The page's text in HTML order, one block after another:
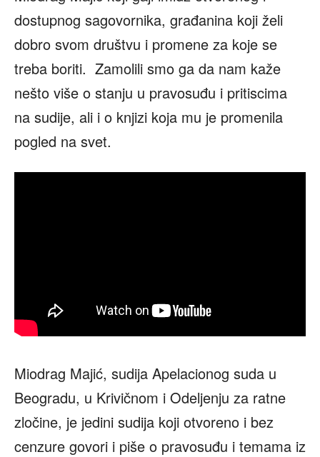
dostupnog sagovornika, građanina koji želi
dobro svom društvu i promene za koje se
treba boriti. Zamolili smo ga da nam kaže
nešto više o stanju u pravosuđu i pritiscima
na sudije, ali i o knjizi koja mu je promenila
pogled na svet.
Miodrag Majić, sudija Apelacionog suda u
Beogradu, u Krivičnom i Odeljenju za ratne
zločine, je jedini sudija koji otvoreno i bez
cenzure govori i piše o pravosuđu i temama iz